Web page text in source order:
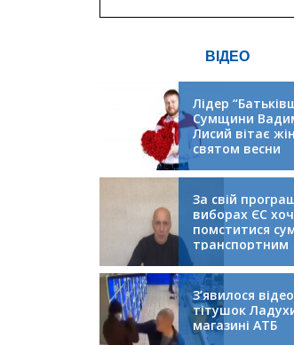
ВІДЕО
Лідер
Сумщини
Лисий вітає
святом весни
За свій
виборах ЄС
помститися
транспортним
колапсом
З’явилося
тітушок
магазині АТБ